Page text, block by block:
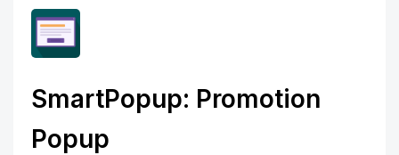
SmartPopup: Promotion
Popup